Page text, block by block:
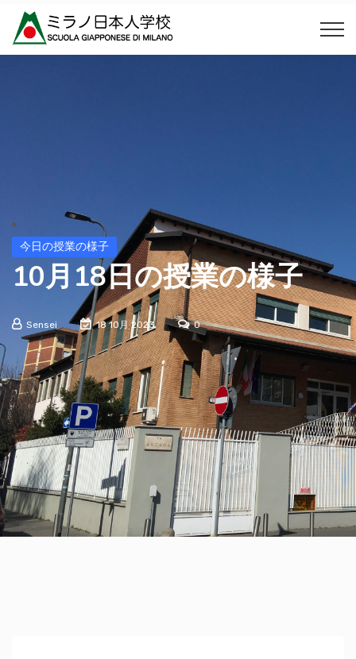
今日の授業の様子
10月18日の授業の様子
Sensei 18 10月 2023 0